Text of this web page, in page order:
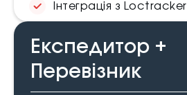
Інтеграція з Loctracker
Експедитор +
Перевізник